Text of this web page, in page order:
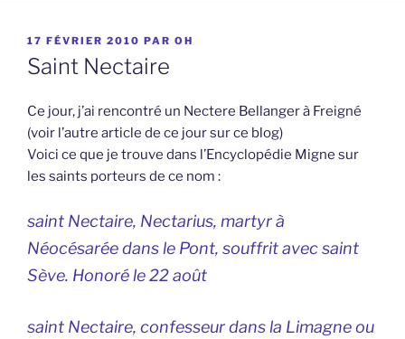
PUBLIÉ
LE
17 FÉVRIER 2010 PAR OH
Saint Nectaire
Ce jour, j’ai rencontré un Nectere Bellanger à Freigné
(voir l’autre article de ce jour sur ce blog)
Voici ce que je trouve dans l’Encyclopédie Migne sur
les saints porteurs de ce nom :
saint Nectaire, Nectarius, martyr à
Néocésarée dans le Pont, souffrit avec saint
Sève. Honoré le 22 août
saint Nectaire, confesseur dans la Limagne ou